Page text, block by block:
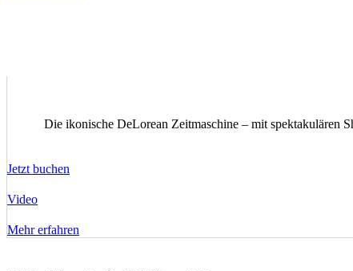
Die ikonische DeLorean Zeitmaschine – mit spektakulären
Jetzt buchen
Video
Mehr erfahren